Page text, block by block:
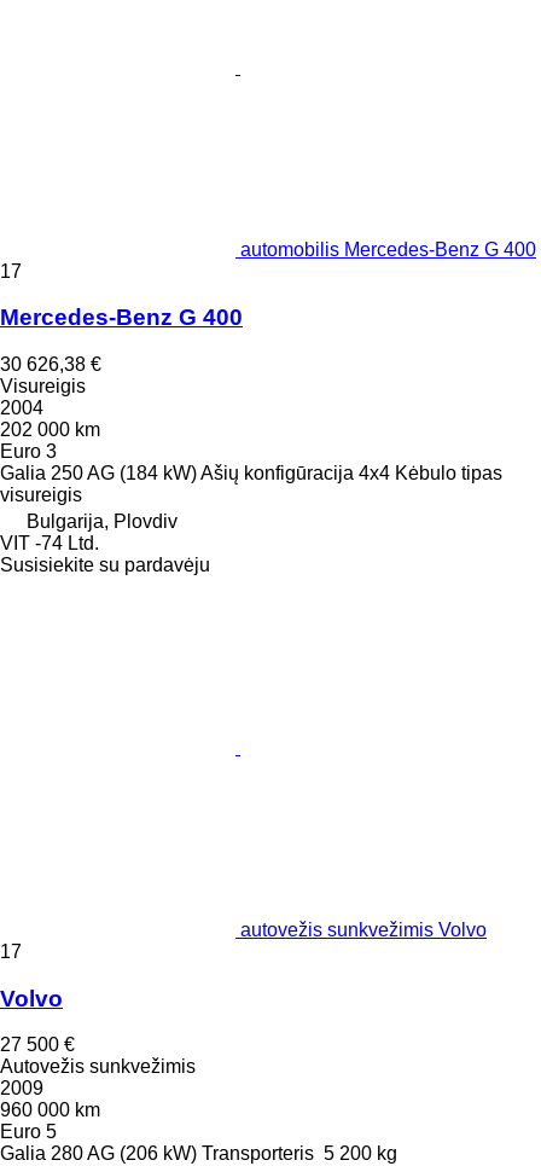
automobilis Mercedes-Benz G 400
17
Mercedes-Benz G 400
30 626,38 €
Visureigis
2004
202 000 km
Euro 3
Galia 250 AG (184 kW)Ašių konfigūracija 4x4 Kėbulo tipas
visureigis
Bulgarija, Plovdiv
VIT -74 Ltd.
Susisiekite su pardavėju
autovežis sunkvežimis Volvo
17
Volvo
27 500 €
Autovežis sunkvežimis
2009
960 000 km
Euro 5
Galia 280 AG (206 kW) Transporteris 5 200 kg